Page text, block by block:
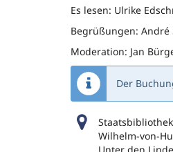
Es lesen: Ulrike
Begrüßungen: André
Moderation: Jan
Der
Wilhelm-von-